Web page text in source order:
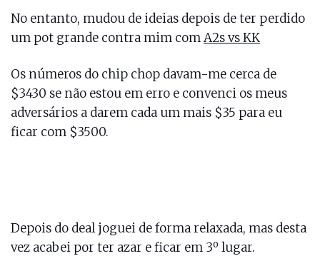
No entanto, mudou de ideias depois de ter perdido
um pot grande contra mim comA2s vs KK
Os números do chip chop davam-me cerca de
$3430 se não estou em erro e convenci os meus
adversários a darem cada um mais $35 para eu
ficar com $3500.
Depois do deal joguei de forma relaxada, mas desta
vez acabei por ter azar e ficar em 3º lugar.